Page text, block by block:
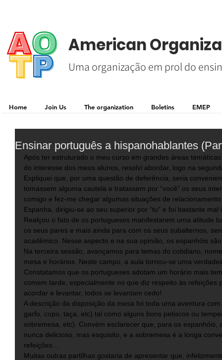
American
Uma organização em prol do
Home Join Us The organization Boletins EMEP
Ensinar português a hispanohablantes
Após ter estruturado o meu curso em grandes áreas
do interesse dos meus alunos, resolvi abordar, logo na
Expliquei que, por uma questão de deferência, seria
tomassem alguma cautela e tratassem por “você” os seus
comigo e fez-me chegar algumas situações de
Espanha, dirigiu-se ao seu superior por “tu” e foi bastante
Realçou o fato de os portugueses manifestarem uma atitude
os seus pares e mais ainda para com os seus subalternos,
acadêmico. Nesse aspecto e na sua opinião, os espanhóis
Na terceira sessão, avançamos para temas do cotidiano,
mesa e horários. Neste campo, a aula tornou-se uma
Constatamos que os portugueses adotam um horário mais
comem tarde, especialmente no que diz respeito às
acordar e levantar, todos se levantam cedo!
A descrição da disposição da mesa foi toda uma aventura
garfo, copo, taça, etc) tal como alguns bons petiscos ou
sobremesa, etc). Convém esclarecer que, para os
nunca delicioso, mas esquisito, e a sobremesa é a longa
refeições…
Muitas outras partilhas gostaria de apresentar que,